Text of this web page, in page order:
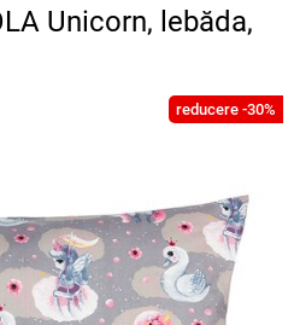
Unicorn, lebăda,
reducere -30%